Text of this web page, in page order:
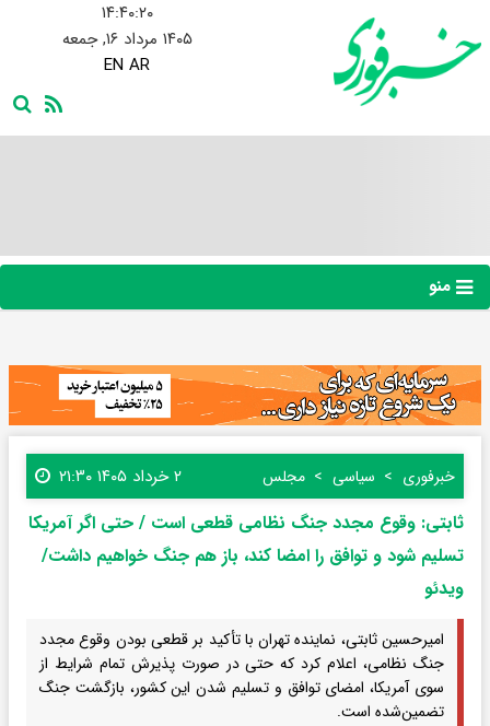
۱۴:۴۰:۲۱
۱۴۰۵ مرداد ۱۶, جمعه
EN AR
منو
خبرفوری سیاسی مجلس ۲ خرداد ۱۴۰۵ ۲۱:۳۰
ثابتی: وقوع مجدد جنگ نظامی قطعی است / حتی اگر آمریکا
تسلیم شود و توافق را امضا کند، باز هم جنگ خواهیم داشت/
ویدئو
امیرحسین ثابتی، نماینده تهران با تأکید بر قطعی بودن وقوع مجدد
جنگ نظامی، اعلام کرد که حتی در صورت پذیرش تمام شرایط از
سوی آمریکا، امضای توافق و تسلیم شدن این کشور، بازگشت جنگ
تضمین‌شده است.